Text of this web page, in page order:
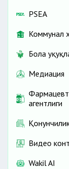
PSEA
Коммунал
Бола
Медиация
агентлиги
Видео
Wakil AI